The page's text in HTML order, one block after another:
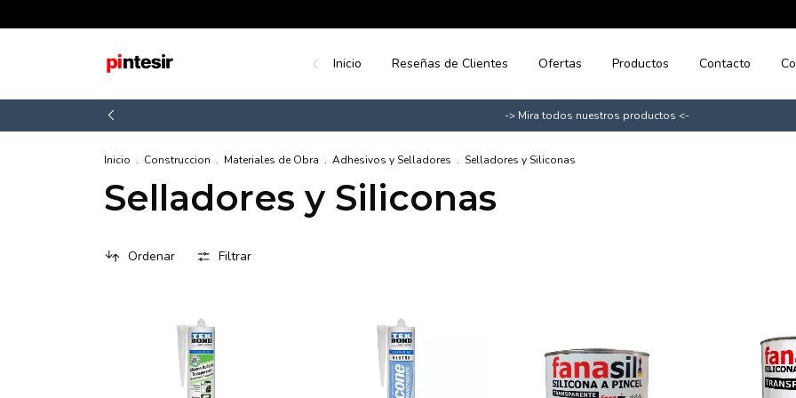
Inicio Reseñas de Clientes Ofertas Productos Contacto
-> Mira todos nuestros productos <-
Inicio . Construccion . Materiales de Obra . Adhesivos y Selladores . Selladores y Siliconas
Selladores y Siliconas
Ordenar Filtrar